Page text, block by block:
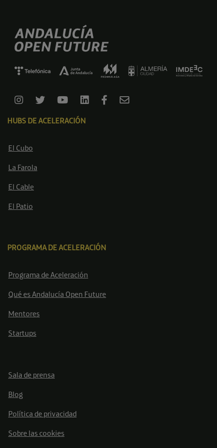
HUBS DE ACELERACIÓN
El Cubo
La Farola
El Cable
El Patio
PROGRAMA DE ACELERACIÓN
Programa de Aceleración
Qué es Andalucía Open Future
Mentores
Startups
Sala de prensa
Blog
Política de privacidad
Sobre las cookies